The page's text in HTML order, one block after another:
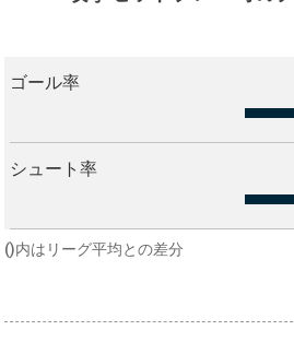
ゴール率
シュート率
()内はリーグ平均との差分